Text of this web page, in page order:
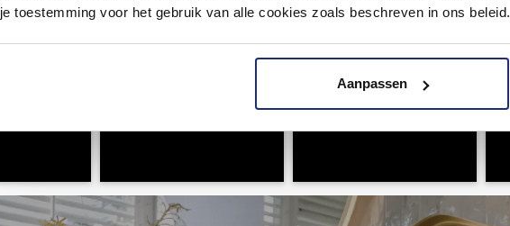
je toestemming voor het gebruik van alle cookies zoals beschreven in ons beleid.
Aanpassen